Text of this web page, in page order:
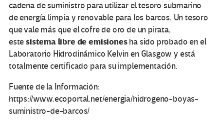
cadena de suministro para utilizar el tesoro submarino
de energía limpia y renovable para los barcos. Un tesoro
que vale más que el cofre de oro de un pirata,
estesistema libre de emisionesha sido probado en el
Laboratorio Hidrodinámico Kelvin en Glasgow y está
totalmente certificado para su implementación.
Fuente de la Información:
https://www.ecoportal.net/energia/hidrogeno-boyas-
suministro-de-barcos/